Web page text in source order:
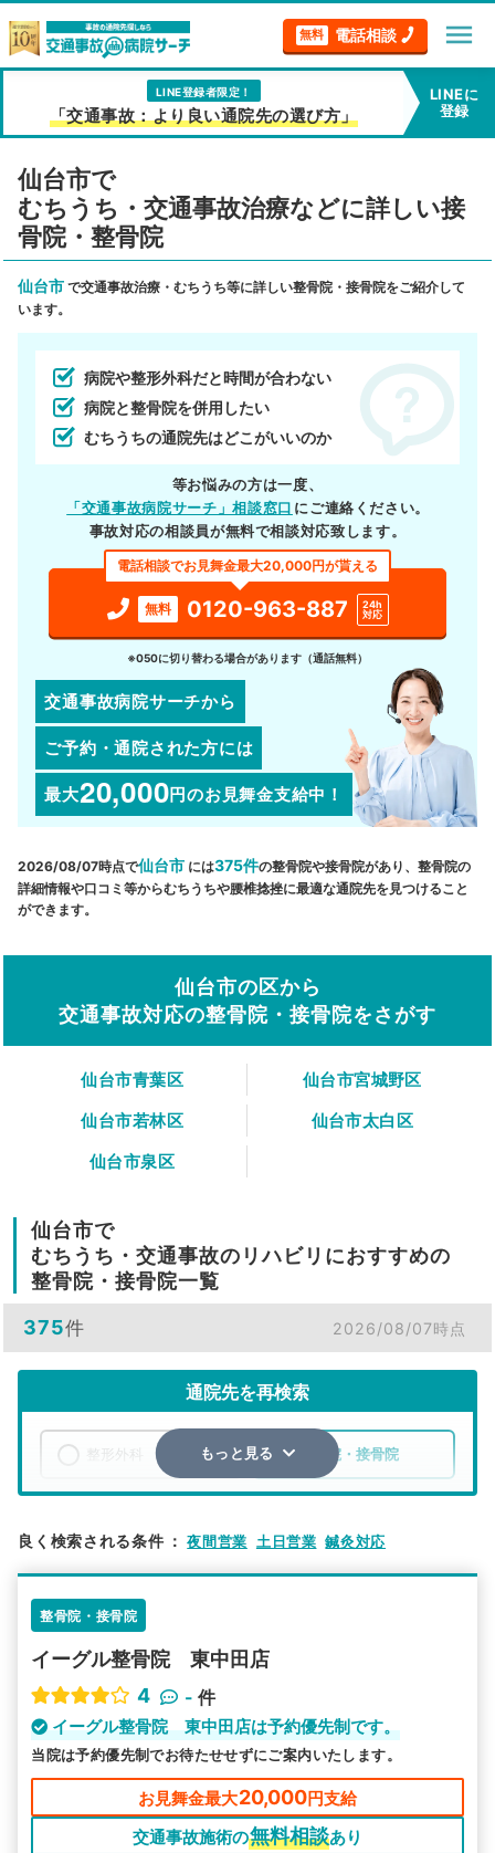
無料 電話相談 menu
LINE登録者限定！
「交通事故：より良い通院先の選び方」
LINEに
登録
仙台市で
むちうち・交通事故治療などに詳しい接
骨院・整骨院
仙台市 で交通事故治療・むちうち等に詳しい整骨院・接骨院をご紹介して
います。
病院や整形外科だと時間が合わない
病院と整骨院を併用したい
むちうちの通院先はどこがいいのか
等お悩みの方は一度、
「交通事故病院サーチ」相談窓口 にご連絡ください。
事故対応の相談員が無料で相談対応致します。
電話相談でお見舞金最大20,000円が貰える
無料 0120-963-887
24h
対応
※050に切り替わる場合があります（通話無料）
交通事故病院サーチから
ご予約・通院された方には
最大20,000円のお見舞金支給中！
2026/08/07時点で仙台市 には375件の整骨院や接骨院があり、整骨院の
詳細情報や口コミ等からむちうちや腰椎捻挫に最適な通院先を見つけること
ができます。
仙台市の区から
交通事故対応の整骨院・接骨院をさがす
仙台市青葉区
仙台市宮城野区
仙台市若林区
仙台市太白区
仙台市泉区
仙台市で
むちうち・交通事故のリハビリにおすすめの
整骨院・接骨院一覧
375件 2026/08/07時点
通院先を再検索
整骨院・接骨院
検索する
駅から探す 院名から探す
もっと見る
良く検索される条件 ： 夜間営業 土日営業 鍼灸対応
整骨院・接骨院
イーグル整骨院 東中田店
4
- 件
イーグル整骨院 東中田店は予約優先制です。
当院は予約優先制でお待たせせずにご案内いたします。
お見舞金最大20,000円支給
交通事故施術の無料相談あり